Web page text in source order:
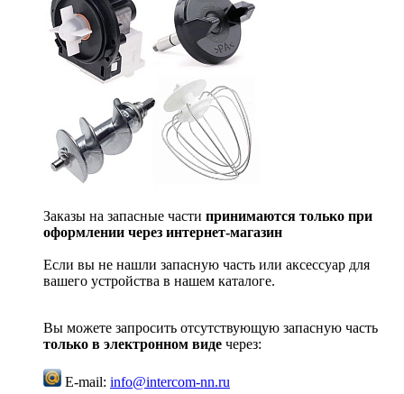
Заказы на запасные части принимаются только при
оформлении через интернет-магазин
Если вы не нашли запасную часть или аксессуар для
вашего устройства в нашем каталоге.
Вы можете запросить отсутствующую запасную часть
только в электронном виде через:
E-mail: info@intercom-nn.ru